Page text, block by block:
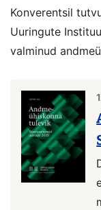
Konverentsil
Uuringute
valminud